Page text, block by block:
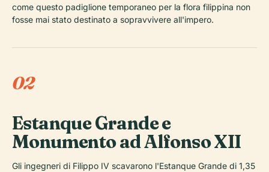
come questo padiglione temporaneo per la flora filippina non
fosse mai stato destinato a sopravvivere all'impero.
02
Estanque Grande e
Monumento ad Alfonso XII
Gli ingegneri di Filippo IV scavarono l'Estanque Grande di 1,35